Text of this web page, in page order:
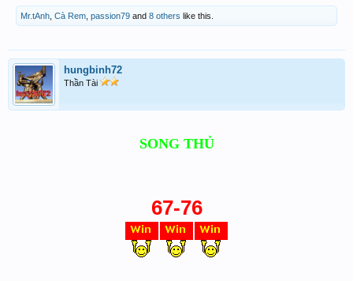
Mr.tAnh Cà Rem passion79 and 8 others like this.
hungbinh72
Thần Tài
SONG THỦ
67-76